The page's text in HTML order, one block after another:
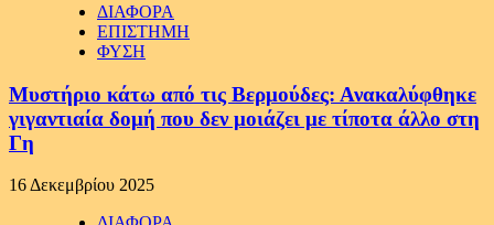
ΔΙΑΦΟΡΑ
ΕΠΙΣΤΗΜΗ
ΦΥΣΗ
Μυστήριο κάτω από τις Βερμούδες: Ανακαλύφθηκε
γιγαντιαία δομή που δεν μοιάζει με τίποτα άλλο στη
Γη
16 Δεκεμβρίου 2025